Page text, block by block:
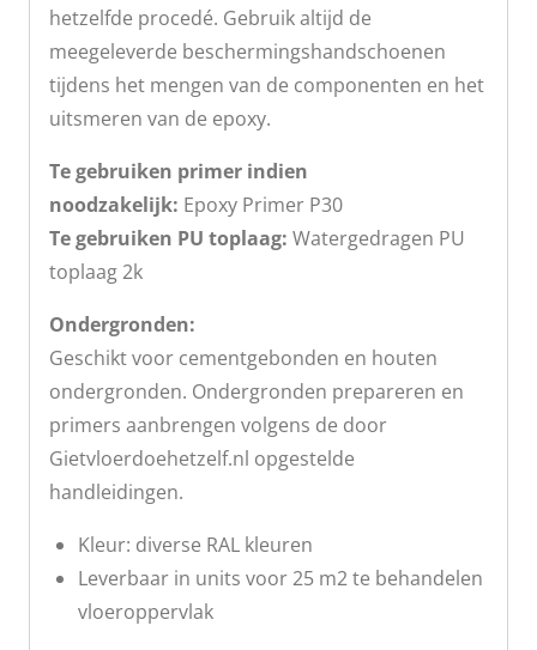
hetzelfde procedé. Gebruik altijd de
meegeleverde beschermingshandschoenen
tijdens het mengen van de componenten en het
uitsmeren van de epoxy.
Te gebruiken primer indien
noodzakelijk: Epoxy Primer P30
Te gebruiken PU toplaag: Watergedragen PU
toplaag 2k
Ondergronden:
Geschikt voor cementgebonden en houten
ondergronden. Ondergronden prepareren en
primers aanbrengen volgens de door
Gietvloerdoehetzelf.nl opgestelde
handleidingen.
Kleur: diverse RAL kleuren
Leverbaar in units voor 25 m2 te behandelen
vloeroppervlak